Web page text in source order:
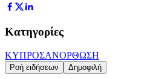
Κατηγορίες
ΚΥΠΡΟΣΑΝΟΡΘΩΣΗ
Ροή ειδήσεων Δημοφιλή